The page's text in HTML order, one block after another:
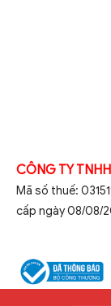
CÔNG TY
Mã số thuế:
cấp ngày 08/08/